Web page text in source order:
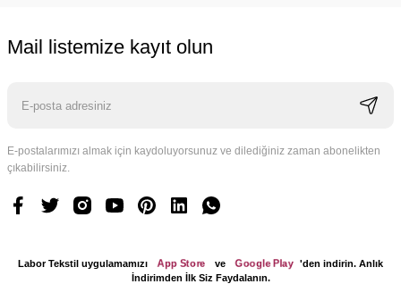
Mail listemize kayıt olun
E-postalarımızı almak için kaydoluyorsunuz ve dilediğiniz zaman abonelikten
çıkabilirsiniz.
Labor Tekstil uygulamamızı App Store ve Google Play 'den indirin. Anlık
İndirimden İlk Siz Faydalanın.